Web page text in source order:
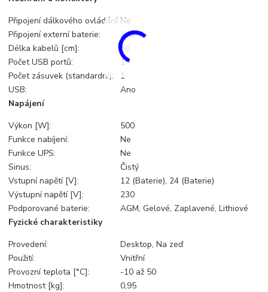
Připojení dálkového ovládání:Ne
Připojení externí baterie:
Ano
Délka kabelů [cm]:
50
Počet USB portů:
1
Počet zásuvek (standardní):
1
USB:
Ano
Napájení
Výkon [W]:
500
Funkce nabíjení:
Ne
Funkce UPS:
Ne
Sinus:
Čistý
Vstupní napětí [V]:
12 (Baterie), 24 (Baterie)
Výstupní napětí [V]:
230
Podporované baterie:
AGM, Gelové, Zaplavené, Lithiové
Fyzické charakteristiky
Provedení:
Desktop, Na zeď
Použití:
Vnitřní
Provozní teplota [°C]:
-10 až 50
Hmotnost [kg]:
0,95